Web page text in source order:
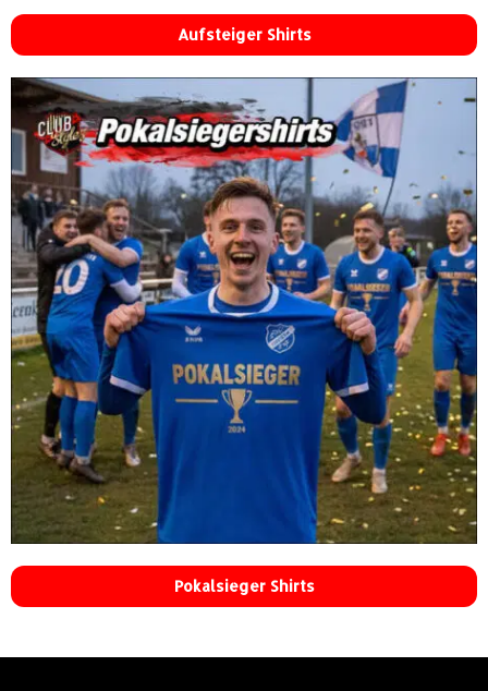
Aufsteiger Shirts
Pokalsieger Shirts